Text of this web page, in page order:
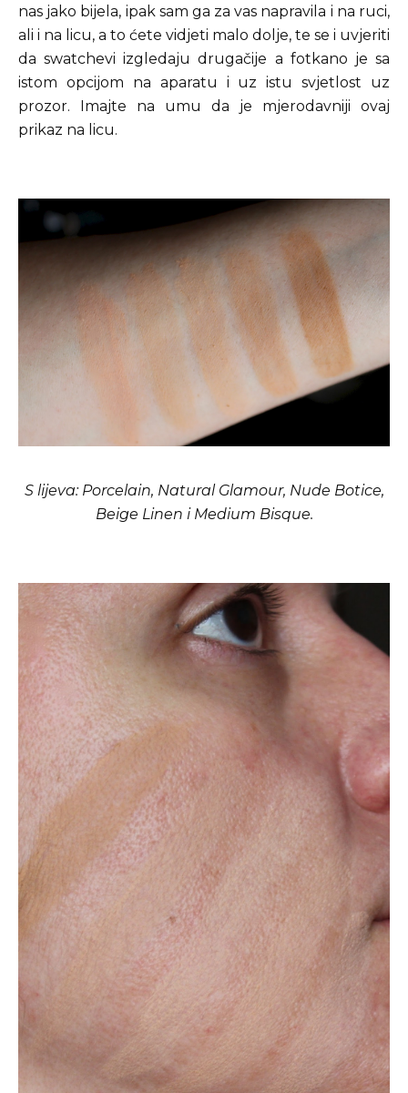
nas jako bijela, ipak sam ga za vas napravila i na ruci,
ali i na licu, a to ćete vidjeti malo dolje, te se i uvjeriti
da swatchevi izgledaju drugačije a fotkano je sa
istom opcijom na aparatu i uz istu svjetlost uz
prozor. Imajte na umu da je mjerodavniji ovaj
prikaz na licu.
S lijeva: Porcelain, Natural Glamour, Nude Botice,
Beige Linen i Medium Bisque.